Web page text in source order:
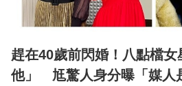
趕在40歲前閃婚！八點檔女
他」 尪驚人身分曝「媒人